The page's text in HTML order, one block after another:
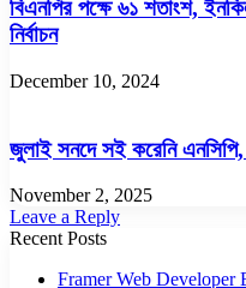
বিএনপির পক্ষে ৬১ শতাংশ,
নির্বাচন
December 10, 2024
জুলাই সনদে সই করেনি
November 2, 2025
Leave a Reply
Recent Posts
Framer Web Developer